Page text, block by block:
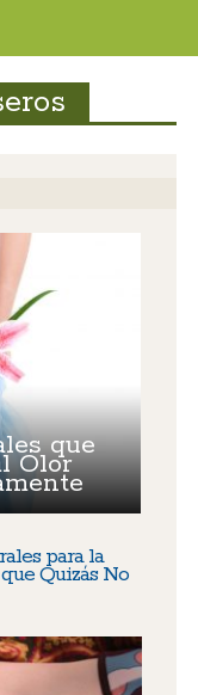
que
Olor
para la
Quizás No